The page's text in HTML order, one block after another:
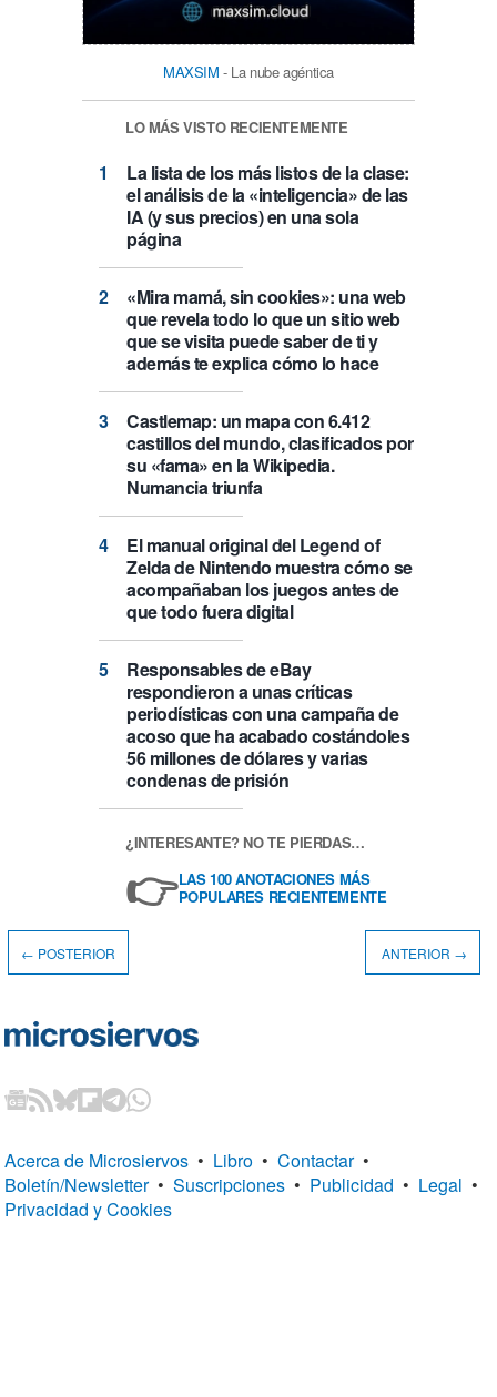
MAXSIM - La nube agéntica
LO MÁS VISTO RECIENTEMENTE
La lista de los más listos de la clase:
el análisis de la «inteligencia» de las
IA (y sus precios) en una sola
página
«Mira mamá, sin cookies»: una web
que revela todo lo que un sitio web
que se visita puede saber de ti y
además te explica cómo lo hace
Castlemap: un mapa con 6.412
castillos del mundo, clasificados por
su «fama» en la Wikipedia.
Numancia triunfa
El manual original del Legend of
Zelda de Nintendo muestra cómo se
acompañaban los juegos antes de
que todo fuera digital
Responsables de eBay
respondieron a unas críticas
periodísticas con una campaña de
acoso que ha acabado costándoles
56 millones de dólares y varias
condenas de prisión
¿INTERESANTE? NO TE PIERDAS…
👉LAS 100 ANOTACIONES MÁS
POPULARES RECIENTEMENTE
← POSTERIOR ANTERIOR →
Acerca de Microsiervos • Libro • Contactar •
Boletín/Newsletter • Suscripciones • Publicidad • Legal •
Privacidad y Cookies